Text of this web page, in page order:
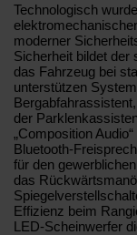
Technologisch
moderner
Sicherheit bildet der
das Fahrzeug bei
unterstützen
der
„Composition
Bluetooth-
für den
das
Effizienz beim
LED-Scheinwerfer